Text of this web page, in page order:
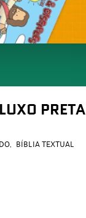
PRETA
BÍBLIA TEXTUAL